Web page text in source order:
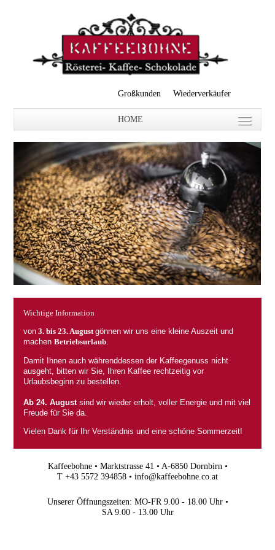
Wiederverkäufer
Großkunden
HOME
Wichtige Information
von 3. bis 23. August gönnen wir uns eine kleine Auszeit und
machenBetriebsurlaub.
Damit Ihnen auch währenddessen der Kaffeegenuss nicht
ausgeht, bitten wir Sie, Ihren Kaffee rechtzeitig vor
Urlaubsbeginn zu bestellen.
Ab 24. August sind wir wieder erholt, voller Energie und mit viel
Freude für Sie da.
Vielen Dank für Ihr Verständnis und eine schöne Sommerzeit!
Kaffeebohne • Marktstrasse 41 • A-6850 Dornbirn •
T +43 5572 394858 • info@kaffeebohne.co.at
Unserer Öffnungszeiten: MO-FR 9.00 - 18.00 Uhr •
SA 9.00 - 13.00 Uhr